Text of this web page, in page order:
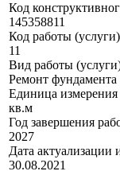
Код
145358811
Код работы
11
Вид работы
Ремонт фундамента
Единица измерения
кв.м
Год завершения
2027
Дата актуализации
30.08.2021